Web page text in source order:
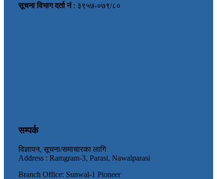
सूचना विभाग दर्ता नं: ३९५७-०७९/८०
सम्पर्क
विज्ञापन, सूचना/समाचारका लागि
Address : Ramgram-3, Parasi, Nawalparasi
Branch Office: Sunwal-1 Pioneer